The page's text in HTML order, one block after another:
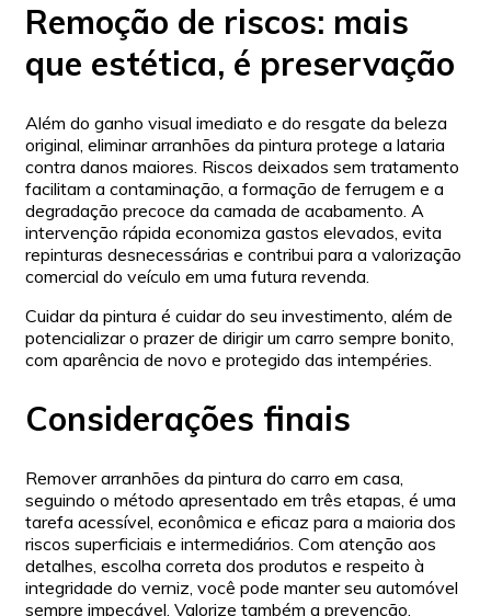
Remoção de riscos: mais
que estética, é preservação
Além do ganho visual imediato e do resgate da beleza
original, eliminar arranhões da pintura protege a lataria
contra danos maiores. Riscos deixados sem tratamento
facilitam a contaminação, a formação de ferrugem e a
degradação precoce da camada de acabamento. A
intervenção rápida economiza gastos elevados, evita
repinturas desnecessárias e contribui para a valorização
comercial do veículo em uma futura revenda.
Cuidar da pintura é cuidar do seu investimento, além de
potencializar o prazer de dirigir um carro sempre bonito,
com aparência de novo e protegido das intempéries.
Considerações finais
Remover arranhões da pintura do carro em casa,
seguindo o método apresentado em três etapas, é uma
tarefa acessível, econômica e eficaz para a maioria dos
riscos superficiais e intermediários. Com atenção aos
detalhes, escolha correta dos produtos e respeito à
integridade do verniz, você pode manter seu automóvel
sempre impecável. Valorize também a prevenção,